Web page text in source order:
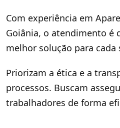
Com experiência em
Goiânia, o atendimento é
melhor solução para cada
Priorizam a ética e a
processos. Buscam
trabalhadores de forma